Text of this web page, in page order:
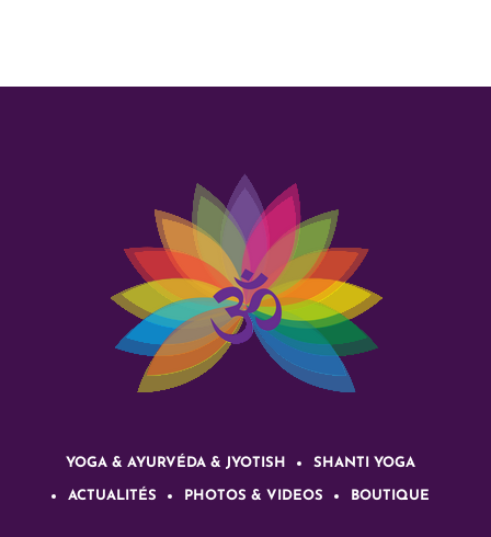
YOGA & AYURVÉDA & JYOTISH SHANTI YOGA
ACTUALITÉS PHOTOS & VIDEOS BOUTIQUE